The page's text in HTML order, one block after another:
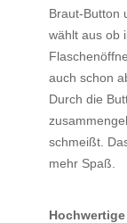
Braut-Button
wählt aus ob
auch schon
Durch die
schmeißt.
mehr Spaß.